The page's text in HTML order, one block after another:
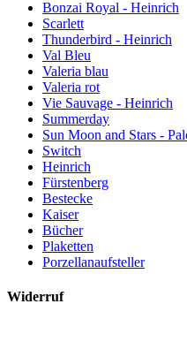
Bonzai Royal - Heinrich
Scarlett
Thunderbird - Heinrich
Val Bleu
Valeria blau
Valeria rot
Vie Sauvage - Heinrich
Summerday
Sun Moon and Stars -
Switch
Heinrich
Fürstenberg
Bestecke
Kaiser
Bücher
Plaketten
Porzellanaufsteller
Widerruf